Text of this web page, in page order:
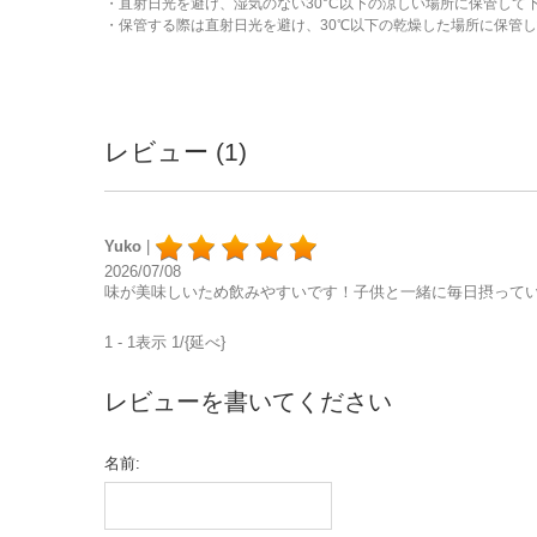
・保管する際は直射日光を避け、30℃以下の乾燥した場所に保管し
レビュー (1)
Yuko |
2026/07/08
味が美味しいため飲みやすいです！子供と一緒に毎日摂って
1 - 1表示 1/{延べ}
レビューを書いてください
名前: